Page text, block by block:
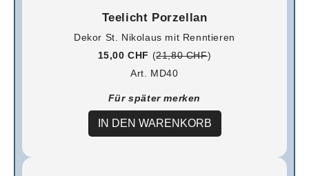
Teelicht Porzellan
Dekor St. Nikolaus mit Renntieren
15,00 CHF (21,80 CHF)
Art. MD40
Für später merken
IN DEN WARENKORB